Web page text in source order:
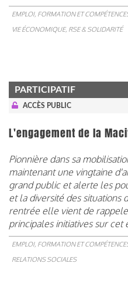
EMPLOI, FORMATION ET
VIE ÉCONOMIQUE, RSE & SOLIDARITÉ
PARTICIPATIF
ACCÈS PUBLIC
L'engagement de la
Pionnière dans sa
maintenant une vingtaine
grand public et alerte les
et la diversité des situations
rentrée elle vient de
principales initiatives sur cet
EMPLOI, FORMATION ET
RELATIONS SOCIALES